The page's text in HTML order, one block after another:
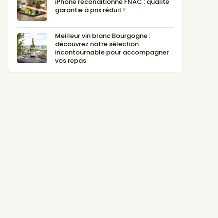
garantie à prix réduit !
Meilleur vin blanc Bourgogne :
découvrez notre sélection
incontournable pour accompagner
vos repas